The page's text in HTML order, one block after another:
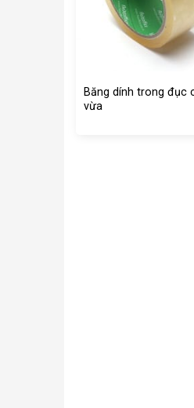
Băng dính trong đục
vừa